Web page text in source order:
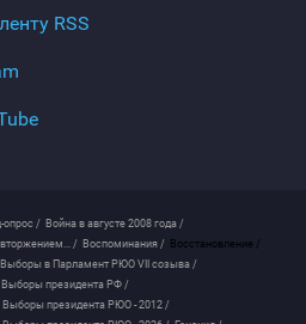
RSS
опрос / Война в августе 2008 года /
вторжением... / Воспоминания / Восстановление /
Выборы в Парламент РЮО VII созыва /
Выборы президента РФ /
Выборы президента РЮО - 2012 /